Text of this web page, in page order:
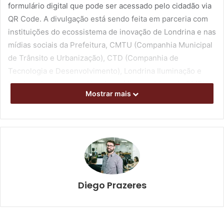
formulário digital que pode ser acessado pelo cidadão via
QR Code. A divulgação está sendo feita em parceria com
instituições do ecossistema de inovação de Londrina e nas
mídias sociais da Prefeitura, CMTU (Companhia Municipal
de Trânsito e Urbanização), CTD (Companhia de
Tecnologia e Desenvolvimento), Londrina Iluminação e
Londrina Inteligente, além das mídias estáticas da CMTU,
como os circuitos de TV no interior dos ônibus do
divulgando o material para os cidadãos atendidos pela
pasta. O preenchimento do formulário é bastante simples,
de modo a facilitar a participação popular.
Mostrar mais
Diego Prazeres